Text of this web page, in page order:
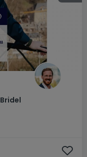
Bridel